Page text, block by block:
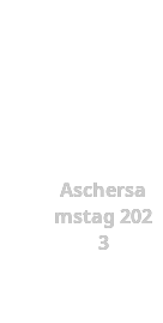
Aschersa
mstag 202
3